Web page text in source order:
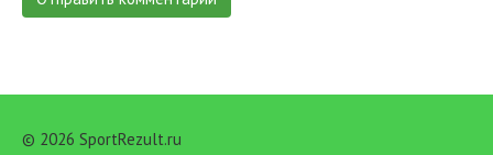
© 2026 SportRezult.ru